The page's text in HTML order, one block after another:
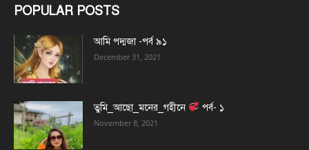
POPULAR POSTS
আমি পদ্মজা -পর্ব ৯১
December 31, 2021
তুমি_আছো_মনের_গহীনে পর্ব- ১
November 8, 2021